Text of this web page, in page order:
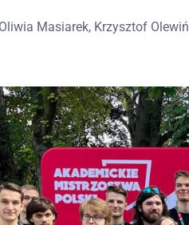
Masiarek, Krzysztof